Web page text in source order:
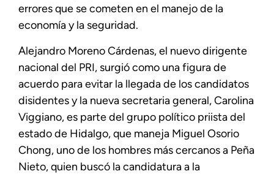
errores que se cometen en el manejo de la
economía y la seguridad.
Alejandro Moreno Cárdenas, el nuevo dirigente
nacional del PRI, surgió como una figura de
acuerdo para evitar la llegada de los candidatos
disidentes y la nueva secretaria general, Carolina
Viggiano, es parte del grupo político priista del
estado de Hidalgo, que maneja Miguel Osorio
Chong, uno de los hombres más cercanos a Peña
Nieto, quien buscó la candidatura a la